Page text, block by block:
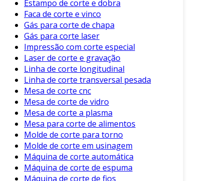
Marcação:Usar canetas de marcação
especiais para delinear o corte.
Corte:Aplicar a técnica escolhida, seja ela
manual, automática ou a laser.
Acabamento:Realizar lixamento e
polimento das bordas, se necessário.
Essas etapas garantem que o vidro esteja
pronto para ser utilizado em qualquer
aplicação desejada.
Segurança no Corte de Vidro
A segurança deve ser uma prioridade durante o
corte de vidro. O uso de equipamentos
Estampo de corte e dobra
Faca de corte e vinco
Gás para corte de chapa
Gás para corte laser
Impressão com corte especial
Laser de corte e gravação
Linha de corte longitudinal
Linha de corte transversal pesada
Mesa de corte cnc
Mesa de corte de vidro
Mesa de corte a plasma
Mesa para corte de alimentos
Molde de corte para torno
Molde de corte em usinagem
Máquina de corte automática
Máquina de corte de espuma
Máquina de corte de fios